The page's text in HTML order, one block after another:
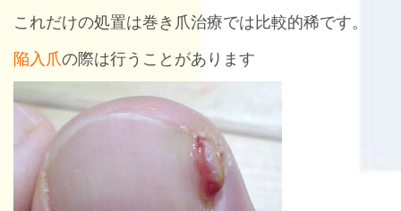
これだけの処置は巻き爪治療では比較的稀です。
陥入爪の際は行うことがあります